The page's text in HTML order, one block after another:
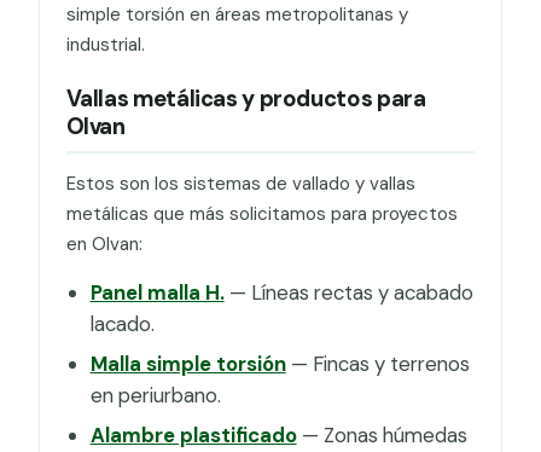
simple torsión en áreas metropolitanas y
industrial.
Vallas metálicas y productos para
Olvan
Estos son los sistemas de vallado y vallas
metálicas que más solicitamos para proyectos
en Olvan:
Panel malla H.— Líneas rectas y acabado
lacado.
Malla simple torsión— Fincas y terrenos
en periurbano.
Alambre plastificado— Zonas húmedas